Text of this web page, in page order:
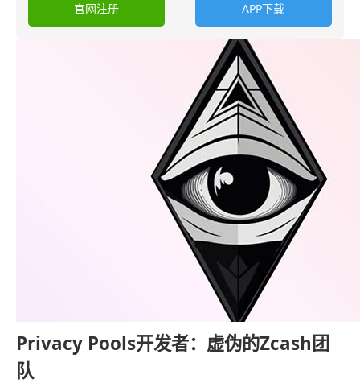
官网注册 APP下载
Privacy Pools开发者：虚伪的Zcash团
队